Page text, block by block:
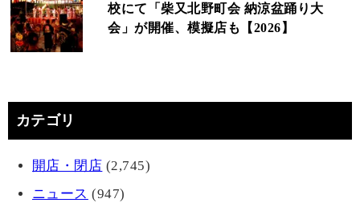
校にて「柴又北野町会 納涼盆踊り大
会」が開催、模擬店も【2026】
カテゴリ
開店・閉店 (2,745)
ニュース (947)